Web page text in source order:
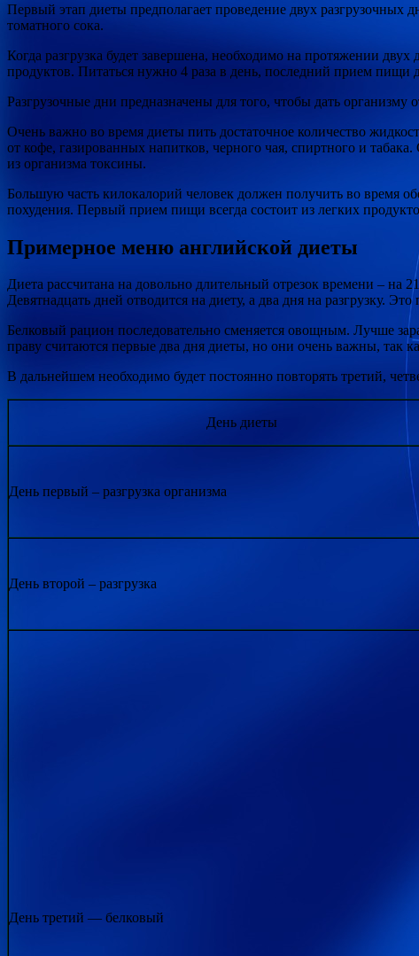
Первый этап диеты предполагает проведение двух
томатного сока.
Когда разгрузка будет завершена, необходимо на протяжении
продуктов. Питаться нужно 4 раза в день, последний прием пищи
Разгрузочные дни предназначены для того, чтобы дать организму
Очень важно во время диеты пить достаточное количество
от кофе, газированных напитков, черного чая, спиртного и
из организма токсины.
Большую часть килокалорий человек должен получить во время
похудения. Первый прием пищи всегда состоит из легких
Примерное меню английской диеты
Диета рассчитана на довольно длительный отрезок времени – на
Девятнадцать дней отводится на диету, а два дня на разгрузку.
Белковый рацион последовательно сменяется овощным. Лучше
праву считаются первые два дня диеты, но они очень важны, так
В дальнейшем необходимо будет постоянно повторять третий,
День диеты
День первый – разгрузка организма
День второй – разгрузка
День третий — белковый